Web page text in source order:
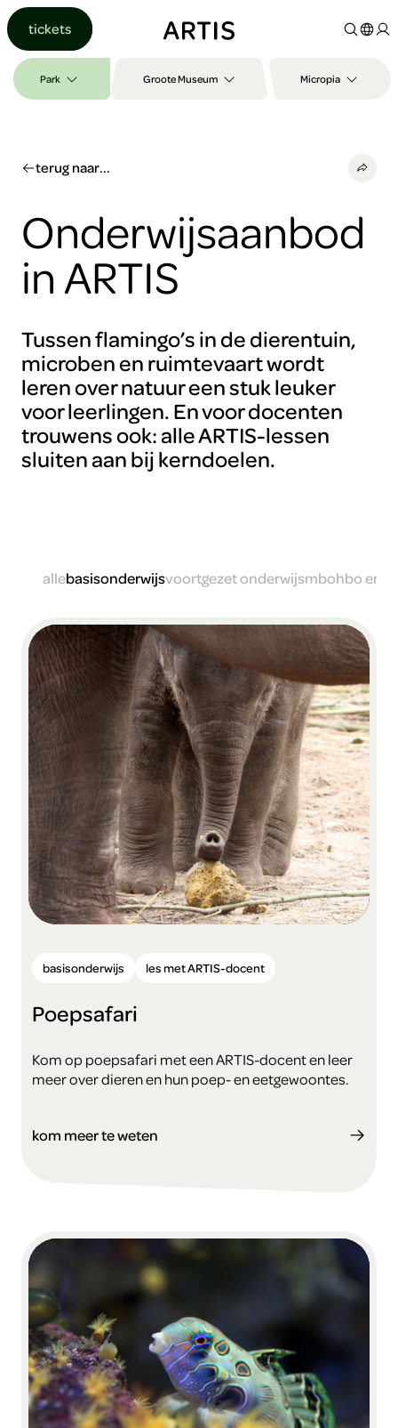
Ga naar
Ga
naar
zoeken
Park Groote Museum Micropia
tickets
terug naar...
Onderwijsaanbod
in ARTIS
Tussen flamingo’s in de dierentuin,
microben en ruimtevaart wordt
leren over natuur een stuk leuker
voor leerlingen. En voor docenten
trouwens ook: alle ARTIS-lessen
sluiten aan bij kerndoelen.
allebasisonderwijsvoortgezet onderwijsmbohbo en
Poepsafari
basisonderwijs les met ARTIS-docent
Kom op poepsafari met een ARTIS-docent en leer
meer over dieren en hun poep- en eetgewoontes.
kom meer te weten